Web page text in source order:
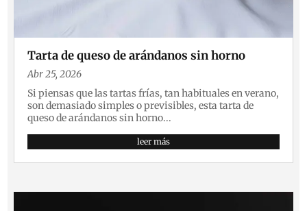
Tarta de queso de arándanos sin horno
Abr 25, 2026
Si piensas que las tartas frías, tan habituales en verano,
son demasiado simples o previsibles, esta tarta de
queso de arándanos sin horno...
leer más